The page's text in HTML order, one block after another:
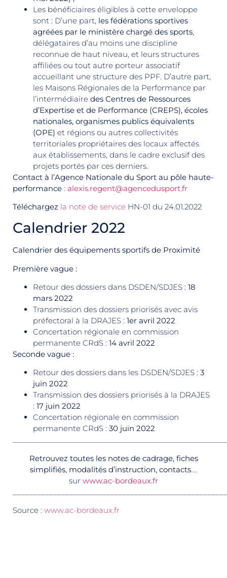
Les bénéficiaires éligibles à cette enveloppe
sont : D’une part, les fédérations sportives
agréées par le ministère chargé des sports,
délégataires d’au moins une discipline
reconnue de haut niveau, et leurs structures
affiliées ou tout autre porteur associatif
accueillant une structure des PPF. D’autre part,
les Maisons Régionales de la Performance par
l’intermédiaire des Centres de Ressources
d’Expertise et de Performance (CREPS), écoles
nationales, organismes publics équivalents
(OPE) et régions ou autres collectivités
territoriales propriétaires des locaux affectés
aux établissements, dans le cadre exclusif des
projets portés par ces derniers.
Contact à l’Agence Nationale du Sport au pôle haute-
performance : alexis.regent@agencedusport.fr
Téléchargez la note de service HN-01 du 24.01.2022
Calendrier 2022
Calendrier des équipements sportifs de Proximité
Première vague :
Retour des dossiers dans DSDEN/SDJES : 18
mars 2022
Transmission des dossiers priorisés avec avis
préfectoral à la DRAJES : 1er avril 2022
Concertation régionale en commission
permanente CRdS : 14 avril 2022
Seconde vague :
Retour des dossiers dans les DSDEN/SDJES : 3
juin 2022
Transmission des dossiers priorisés à la DRAJES
: 17 juin 2022
Concertation régionale en commission
permanente CRdS : 30 juin 2022
Retrouvez toutes les notes de cadrage, fiches
simplifiés, modalités d’instruction, contacts….
sur www.ac-bordeaux.fr
Source : www.ac-bordeaux.fr